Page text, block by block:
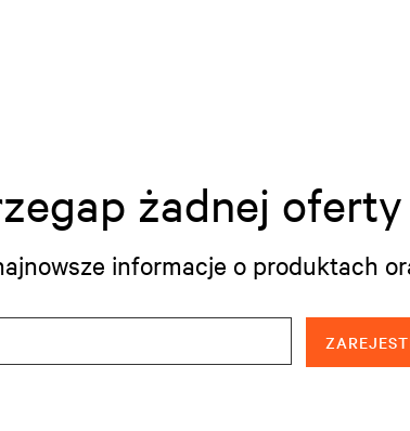
żadnej oferty
informacje o produktach